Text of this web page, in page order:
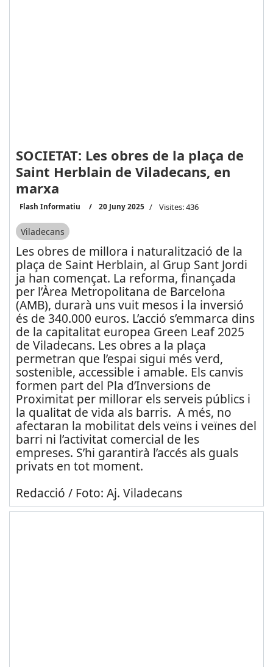
SOCIETAT: Les obres de la plaça de
Saint Herblain de Viladecans, en
marxa
Flash Informatiu 20 Juny 2025 Visites: 436
Viladecans
Les obres de millora i naturalització de la
plaça de Saint Herblain, al Grup Sant Jordi
ja han començat. La reforma, finançada
per l’Àrea Metropolitana de Barcelona
(AMB), durarà uns vuit mesos i la inversió
és de 340.000 euros. L’acció s’emmarca dins
de la capitalitat europea Green Leaf 2025
de Viladecans. Les obres a la plaça
permetran que l’espai sigui més verd,
sostenible, accessible i amable. Els canvis
formen part del Pla d’Inversions de
Proximitat per millorar els serveis públics i
la qualitat de vida als barris. A més, no
afectaran la mobilitat dels veïns i veïnes del
barri ni l’activitat comercial de les
empreses. S’hi garantirà l’accés als guals
privats en tot moment.
Redacció / Foto: Aj. Viladecans